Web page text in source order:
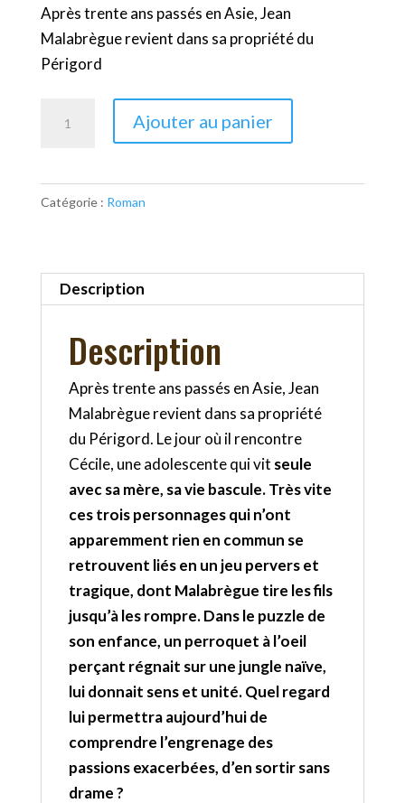
Après trente ans passés en Asie, Jean
Malabrègue revient dans sa propriété du
Périgord
du
perroquet
Ajouter au panier
Catégorie : Roman
Description
Description
Après trente ans passés en Asie, Jean
Malabrègue revient dans sa propriété
du Périgord. Le jour où il rencontre
Cécile, une adolescente qui vit seule
avec sa mère, sa vie bascule. Très vite
ces trois personnages qui n’ont
apparemment rien en commun se
retrouvent liés en un jeu pervers et
tragique, dont Malabrègue tire les fils
jusqu’à les rompre. Dans le puzzle de
son enfance, un perroquet à l’oeil
perçant régnait sur une jungle naïve,
lui donnait sens et unité. Quel regard
lui permettra aujourd’hui de
comprendre l’engrenage des
passions exacerbées, d’en sortir sans
drame ?